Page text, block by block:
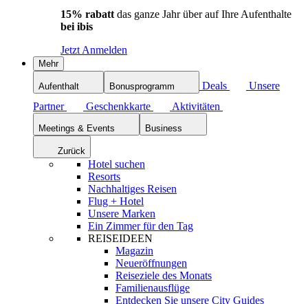
15% rabatt das ganze Jahr über auf Ihre Aufenthalte
bei ibis
Jetzt Anmelden
Mehr
Aufenthalt Bonusprogramm Deals
Unsere
Partner
Geschenkkarte Aktivitäten
Meetings & Events Business
Zurück
Hotel suchen
Resorts
Nachhaltiges Reisen
Flug + Hotel
Unsere Marken
Ein Zimmer für den Tag
REISEIDEEN
Magazin
Neueröffnungen
Reiseziele des Monats
Familienausflüge
Entdecken Sie unsere City Guides